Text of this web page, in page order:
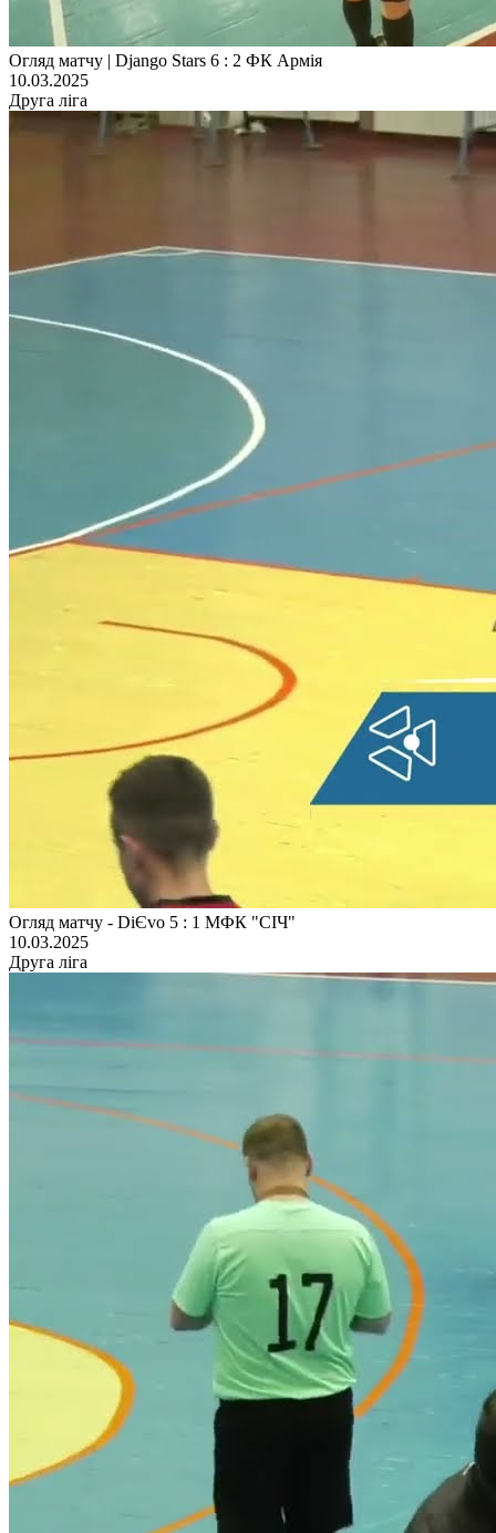
Огляд матчу | Django Stars 6 : 2 ФК Армія
10.03.2025
Друга ліга
Огляд матчу - DiЄvo 5 : 1 МФК "СІЧ"
10.03.2025
Друга ліга